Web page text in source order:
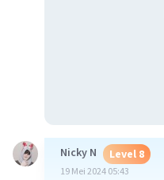
Nicky N Level 8
19 Mei 2024 05:43